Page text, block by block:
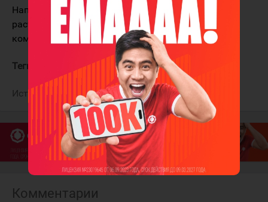
Напомним, 11 августа стало известно , что клуб
расторг контракт с канадцем по инициативе
команды.
Теги: Ливо Джошуа Салават Юлаев
Источник: РИА Новости
Комментарии